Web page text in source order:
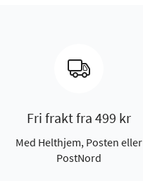
Fri frakt fra 499 kr
Med Helthjem, Posten eller
PostNord